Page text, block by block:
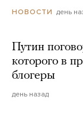
НОВОСТИ день
Путин
которого в
блогеры
день назад